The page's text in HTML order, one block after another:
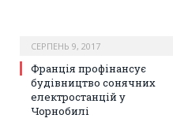
СЕРПЕНЬ 9, 2017
Франція профінансує
будівництво сонячних
електростанцій у
Чорнобилі